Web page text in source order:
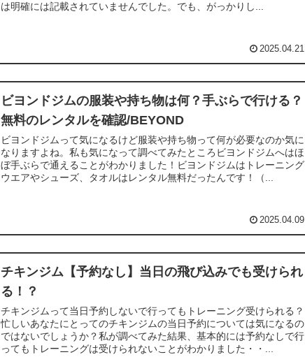
は明確には記載されていませんでした。でも、がっかりし...
2025.04.21
ビヨンドジムの服装や持ち物は何？手ぶらで行ける？
無料のレンタルを確認/BEYOND
ビヨンドジムって気になるけど服装や持ち物って何が必要なのか気に
なりますよね。私も気になって調べてみたところビヨンドジムへはほ
ぼ手ぶらで通えることがわかりました！ビヨンドジムはトレーニング
ウエアやシューズ、タオルはレンタル無料だったんです！（...
2025.04.09
チキンジム【予約なし】当日の飛び込みでも受けられ
る！？
チキンジムって当日予約しないで行ってもトレーニング受けられる？
忙しいあなたにとってのチキンジムの当日予約については気になるの
ではないでしょうか？私が調べてみた結果、基本的には予約なしで行
ってもトレーニングは受けられないことがわかりました・・...